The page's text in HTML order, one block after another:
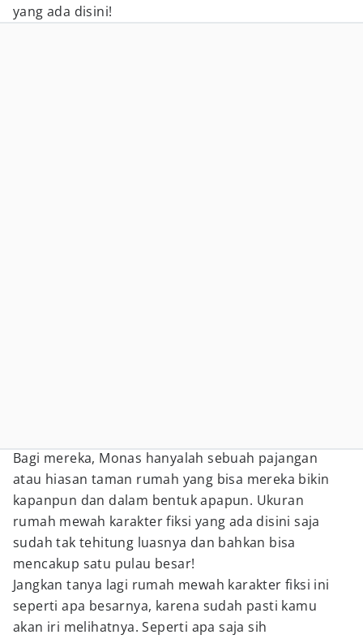
yang ada disini!
Bagi mereka, Monas hanyalah sebuah pajangan
atau hiasan taman rumah yang bisa mereka bikin
kapanpun dan dalam bentuk apapun. Ukuran
rumah mewah karakter fiksi yang ada disini saja
sudah tak tehitung luasnya dan bahkan bisa
mencakup satu pulau besar!
Jangkan tanya lagi rumah mewah karakter fiksi ini
seperti apa besarnya, karena sudah pasti kamu
akan iri melihatnya. Seperti apa saja sih